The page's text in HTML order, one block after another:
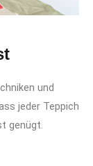
und
jeder Teppich
genügt.